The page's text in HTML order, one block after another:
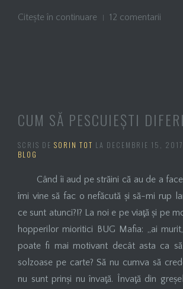
Citește în continuare 12 comentarii
CUM SĂ PESCUIEȘTI
SCRIS DE SORIN TOT LA DECEMBRIE 15, 2017
BLOG
Când îi aud pe străini că au de a
îmi vine să fac o nefăcută și să-mi rup
ce sunt atunci?!? La noi e pe viaţă și pe
hopperilor mioritici BUG Mafia: „ai
poate fi mai motivant decât asta ca
solzoase pe carte? Să nu cumva să
nu sunt prinși nu învaţă. Învaţă din